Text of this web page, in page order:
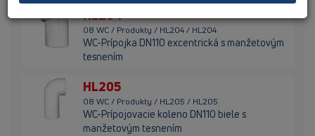
HL204
08 WC / Produkty / HL204 / HL204
WC-Prípojka DN110 excentrická s manžetovým
tesnením
HL205
08 WC / Produkty / HL205 / HL205
WC-Prípojovacie koleno DN110 biele s
manžetovým tesnením